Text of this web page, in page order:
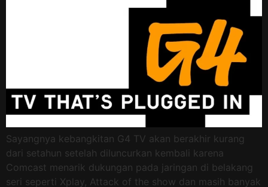
Sayangnya kebangkitan G4 TV akan berakhir kurang
dari setahun setelah diluncurkan kembali karena
Comcast menarik dukungan pada jaringan di belakang
seri seperti Xplay, Attack of the show dan masih banyak